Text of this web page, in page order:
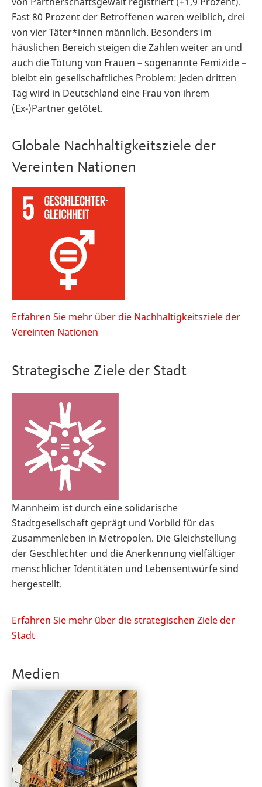
Fast 80 Prozent der Betroffenen waren weiblich, drei
von vier Täter*innen männlich. Besonders im
häuslichen Bereich steigen die Zahlen weiter an und
auch die Tötung von Frauen – sogenannte Femizide –
bleibt ein gesellschaftliches Problem: Jeden dritten
Tag wird in Deutschland eine Frau von ihrem
(Ex-)Partner getötet.
Globale Nachhaltigkeitsziele der
Vereinten Nationen
Erfahren Sie mehr über die Nachhaltigkeitsziele der
Vereinten Nationen
Strategische Ziele der Stadt
Mannheim ist durch eine solidarische
Stadtgesellschaft geprägt und Vorbild für das
Zusammenleben in Metropolen. Die Gleichstellung
der Geschlechter und die Anerkennung vielfältiger
menschlicher Identitäten und Lebensentwürfe sind
hergestellt.
Erfahren Sie mehr über die strategischen Ziele der
Stadt
Medien